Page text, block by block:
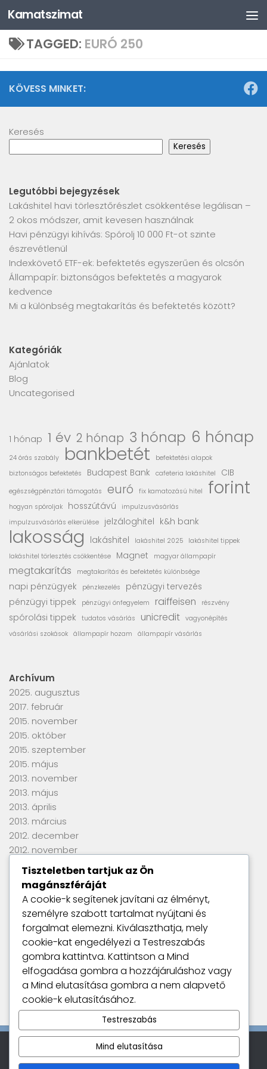
Skip to content
Kamatszimat
TAGGED: EURÓ 250
KÖVESS MINKET:
Keresés
Keresés
Legutóbbi bejegyzések
Lakáshitel havi törlesztőrészlet csökkentése legálisan –
2 okos módszer, amit kevesen használnak
Havi pénzügyi kihívás: Spórolj 10 000 Ft-ot szinte
észrevétlenül
Indexkövető ETF-ek: befektetés egyszerűen és olcsón
Állampapír: biztonságos befektetés a magyarok
kedvence
Mi a különbség megtakarítás és befektetés között?
Kategóriák
Ajánlatok
Blog
Uncategorised
1 hónap 1 év 2 hónap 3 hónap 6 hónap
24 órás szabály bankbetét
befektetési alapok
biztonságos befektetés
Budapest Bank cafeteria lakáshitel CIB
egészségpénztári támogatás euró fix kamatozású hitel forint
hogyan spóroljak hosszútávú
impulzusvásárlás
impulzusvásárlás elkerülése
jelzáloghitel k&h bank
lakosság lakáshitel lakáshitel 2025
lakáshitel tippek
lakáshitel törlesztés csökkentése
Magnet magyar állampapír
megtakarítás megtakarítás és befektetés különbsége
napi pénzügyek pénzkezelés
pénzügyi tervezés
pénzügyi tippek
pénzügyi önfegyelem raiffeisen részvény
spórolási tippek tudatos vásárlás unicredit vagyonépítés
vásárlási szokások állampapír hozam állampapír vásárlás
Archívum
2025. augusztus
2017. február
2015. november
2015. október
2015. szeptember
2015. május
2013. november
2013. május
2013. április
2013. március
2012. december
2012. november
2012. szeptember
2012. június
2012. április
2012. március
2012. január
2011. szeptember
Utolsó kommentek
Nincs megjeleníthető bejegyzés.
Tiszteletben tartjuk az Ön
magánszféráját
A cookie-k segítenek javítani az élményt,
személyre szabott tartalmat nyújtani és
forgalmat elemezni. Kiválaszthatja, mely
cookie-kat engedélyezi a Testreszabás
gombra kattintva. Kattintson a Mind
elfogadása gombra a hozzájáruláshoz vagy
a Mind elutasítása gombra a nem alapvető
cookie-k elutasításához.
Testreszabás
Mind elutasítása